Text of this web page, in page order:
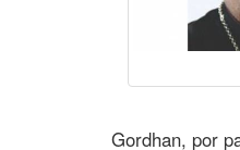
Gordhan, por